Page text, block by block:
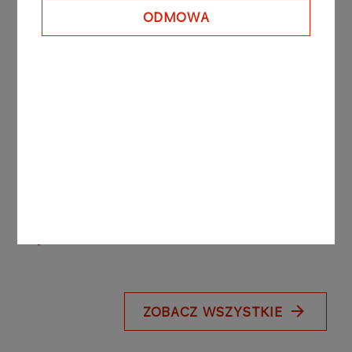
ODMOWA
powstała głównie dzięki
polskim firmom
ZOBACZ WSZYSTKIE